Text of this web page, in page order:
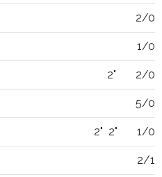
2/0
1/0
2" 2/0
5/0
2" 2" 1/0
2/1